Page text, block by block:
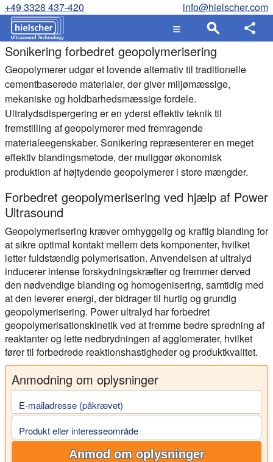
+49 3328 437-420 info@hielscher.com
Sonikering forbedret geopolymerisering
Geopolymerer udgør et lovende alternativ til traditionelle
cementbaserede materialer, der giver miljømæssige,
mekaniske og holdbarhedsmæssige fordele.
Ultralydsdispergering er en yderst effektiv teknik til
fremstilling af geopolymerer med fremragende
materialeegenskaber. Sonikering repræsenterer en meget
effektiv blandingsmetode, der muliggør økonomisk
produktion af højtydende geopolymerer i store mængder.
Forbedret geopolymerisering ved hjælp af Power
Ultrasound
Geopolymerisering kræver omhyggelig og kraftig blanding for
at sikre optimal kontakt mellem dets komponenter, hvilket
letter fuldstændig polymerisation. Anvendelsen af ultralyd
inducerer intense forskydningskræfter og fremmer derved
den nødvendige blanding og homogenisering, samtidig med
at den leverer energi, der bidrager til hurtig og grundig
geopolymerisering. Power ultralyd har forbedret
geopolymerisationskinetik ved at fremme bedre spredning af
reaktanter og lette nedbrydningen af agglomerater, hvilket
fører til forbedrede reaktionshastigheder og produktkvalitet.
Anmodning om oplysninger
E-mailadresse (påkrævet)
Produkt eller interesseområde
Anmod om oplysninger